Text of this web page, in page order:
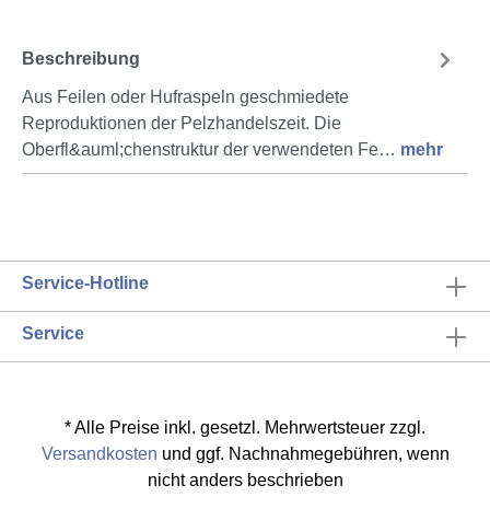
Beschreibung
Aus Feilen oder Hufraspeln geschmiedete
Reproduktionen der Pelzhandelszeit. Die
Oberfl&auml;chenstruktur der verwendeten Fe… mehr
Service-Hotline
Service
* Alle Preise inkl. gesetzl. Mehrwertsteuer zzgl.
Versandkosten und ggf. Nachnahmegebühren, wenn
nicht anders beschrieben